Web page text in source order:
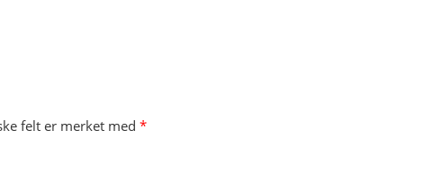
felt er merket med *